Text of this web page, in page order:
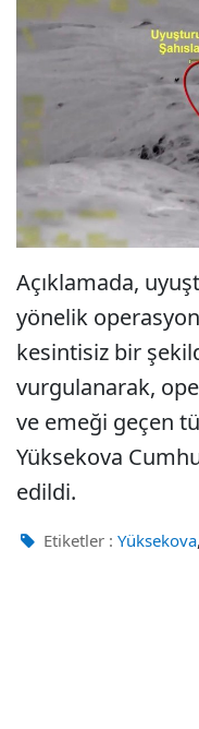
Açıklamada,
yönelik
kesintisiz bir
vurgulanarak,
ve emeği geçen
Yüksekova
edildi.
Etiketler : Yüksekova,